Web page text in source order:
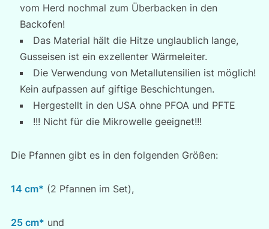
vom Herd nochmal zum Überbacken in den
Backofen!
Das Material hält die Hitze unglaublich lange,
Gusseisen ist ein exzellenter Wärmeleiter.
Die Verwendung von Metallutensilien ist möglich!
Kein aufpassen auf giftige Beschichtungen.
Hergestellt in den USA ohne PFOA und PFTE
!!! Nicht für die Mikrowelle geeignet!!!
Die Pfannen gibt es in den folgenden Größen:
14 cm* (2 Pfannen im Set),
25 cm* und